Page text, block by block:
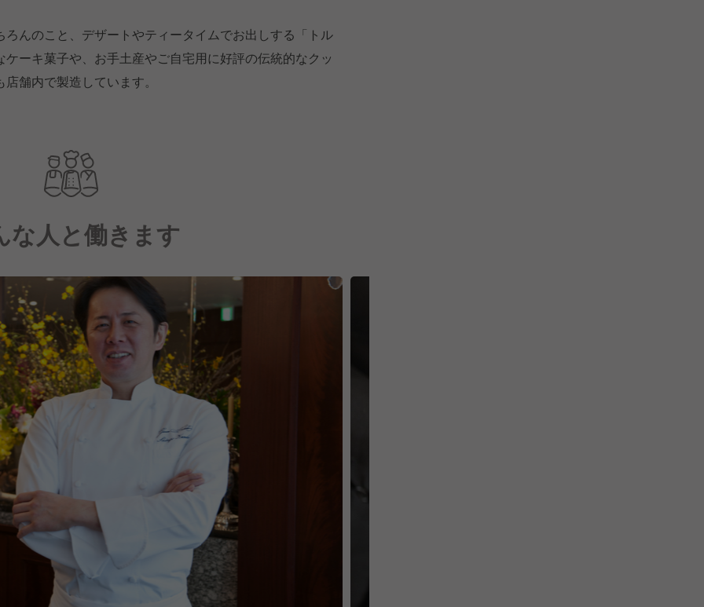
んのこと、デザートやティータイムでお出しする「トル
ーキ菓子や、お手土産やご自宅用に好評の伝統的なクッ
舗内で製造しています。
な人と働きます